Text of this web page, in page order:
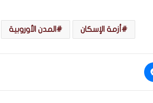
أزمة الإسكان المدن الأوروبية